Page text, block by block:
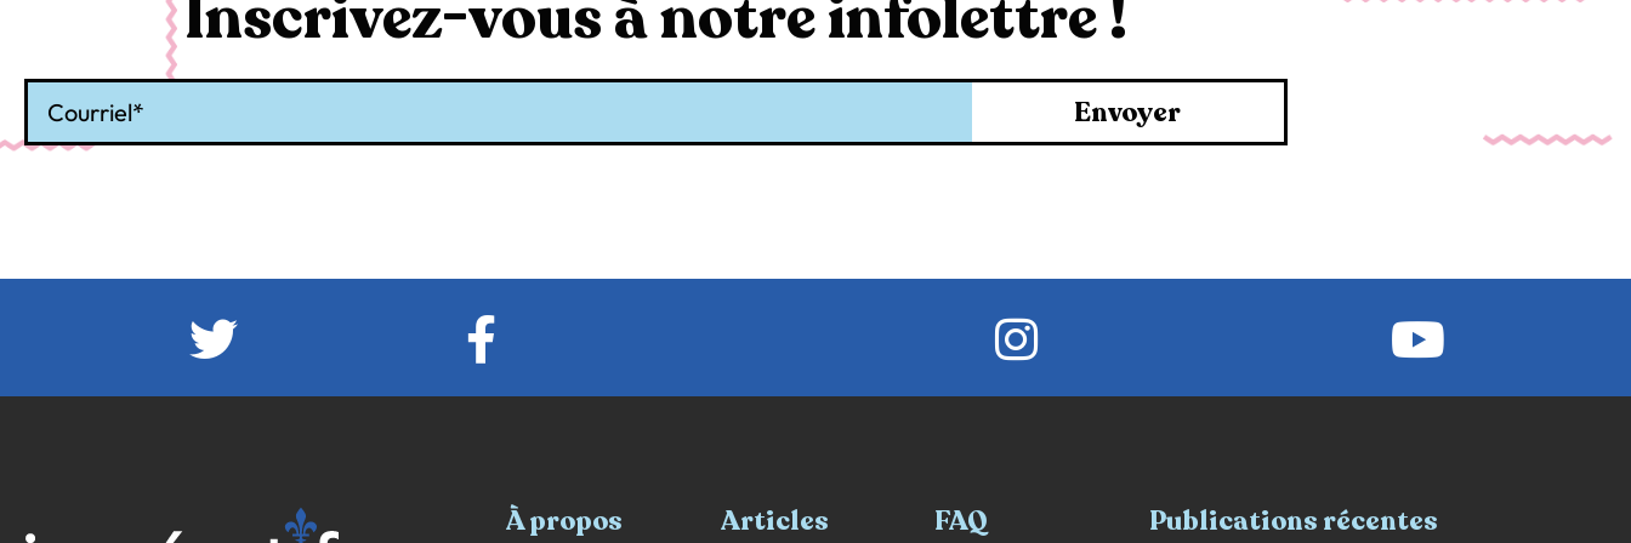
Inscrivez-vous à notre infolettre !
Envoyer
À propos Articles FAQ Publications récentes